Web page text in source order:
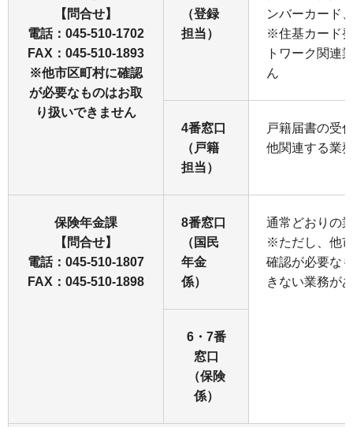
【問合せ】
電話：045-510-1702
FAX：045-510-1893
※他市区町村に確認
が必要なものはお取
り扱いできません
（登録
担当）
ンバーカード
※住基カード
トワーク関連
ん
4番窓口
（戸籍
担当）
戸籍届書の受
他関連する業
保険年金課
【問合せ】
電話：045-510-1807
FAX：045-510-1898
8番窓口
（国民
年金
係）
通常どおりの
※ただし、他
確認が必要な
きない業務が
6・7番
窓口
（保険
係）